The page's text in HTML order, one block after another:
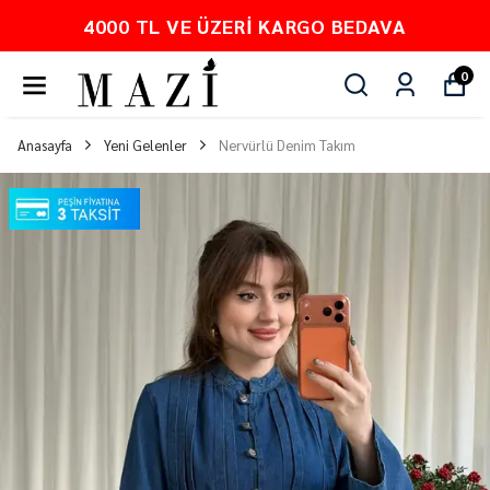
4000 TL VE ÜZERI KARGO BEDAVA
0
Anasayfa Yeni Gelenler Nervürlü Denim Takım